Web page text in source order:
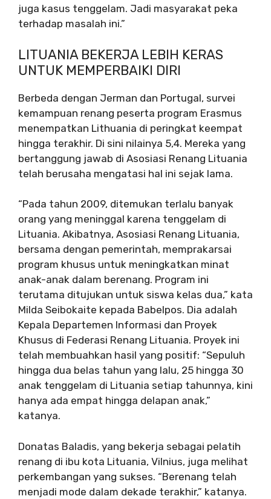
juga kasus tenggelam. Jadi masyarakat peka
terhadap masalah ini.”
LITUANIA BEKERJA LEBIH KERAS
UNTUK MEMPERBAIKI DIRI
Berbeda dengan Jerman dan Portugal, survei
kemampuan renang peserta program Erasmus
menempatkan Lithuania di peringkat keempat
hingga terakhir. Di sini nilainya 5,4. Mereka yang
bertanggung jawab di Asosiasi Renang Lituania
telah berusaha mengatasi hal ini sejak lama.
“Pada tahun 2009, ditemukan terlalu banyak
orang yang meninggal karena tenggelam di
Lituania. Akibatnya, Asosiasi Renang Lituania,
bersama dengan pemerintah, memprakarsai
program khusus untuk meningkatkan minat
anak-anak dalam berenang. Program ini
terutama ditujukan untuk siswa kelas dua,” kata
Milda Seibokaite kepada Babelpos. Dia adalah
Kepala Departemen Informasi dan Proyek
Khusus di Federasi Renang Lituania. Proyek ini
telah membuahkan hasil yang positif: “Sepuluh
hingga dua belas tahun yang lalu, 25 hingga 30
anak tenggelam di Lituania setiap tahunnya, kini
hanya ada empat hingga delapan anak,”
katanya.
Donatas Baladis, yang bekerja sebagai pelatih
renang di ibu kota Lituania, Vilnius, juga melihat
perkembangan yang sukses. “Berenang telah
menjadi mode dalam dekade terakhir,” katanya.